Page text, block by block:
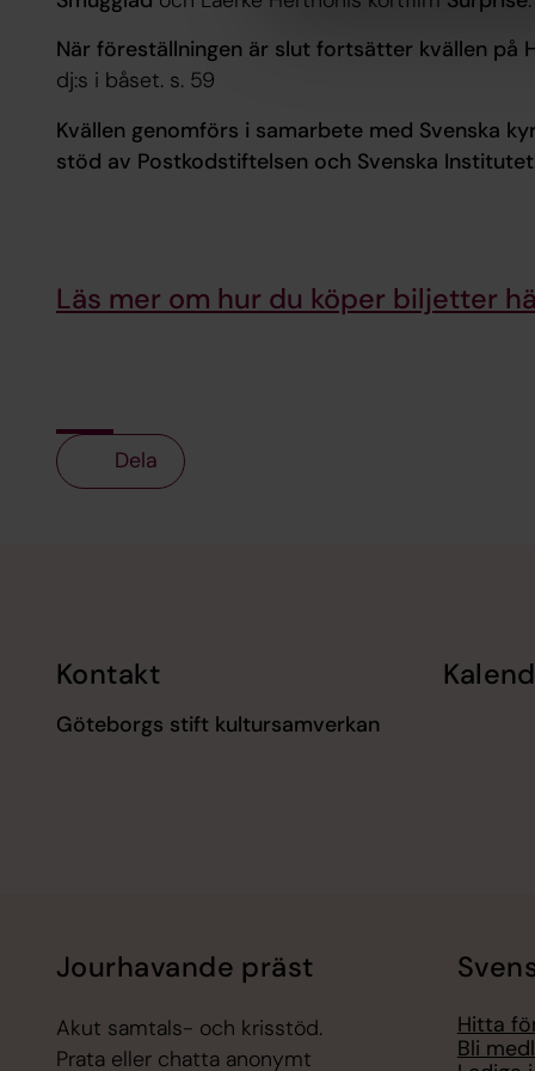
När föreställningen är slut fortsätter kvällen på
dj:s i båset. s. 59
Kvällen genomförs i samarbete med Svenska
stöd av Postkodstiftelsen och Svenska
Läs mer om hur du köper biljetter
Dela
Kontakt
Göteborgs stift kultursamverkan
Jourhavande präst
Akut samtals- och krisstöd.
Prata eller chatta anonymt
Hitta
Bli